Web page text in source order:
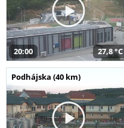
20:00 27,8 °C
Podhájska (40 km)